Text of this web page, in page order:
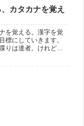
綺麗に書けるか。印
ビ...
カタカナを覚え
を覚える。漢字を覚
標にしていきます。
りは達者。けれど文